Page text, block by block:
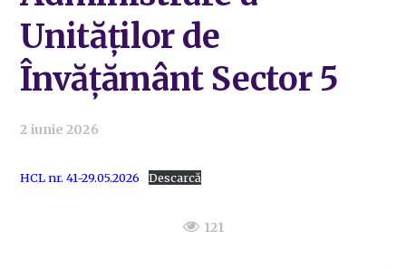
Unităților de
Învățământ Sector 5
2 iunie 2026
HCL nr. 41-29.05.2026 Descarcă
121